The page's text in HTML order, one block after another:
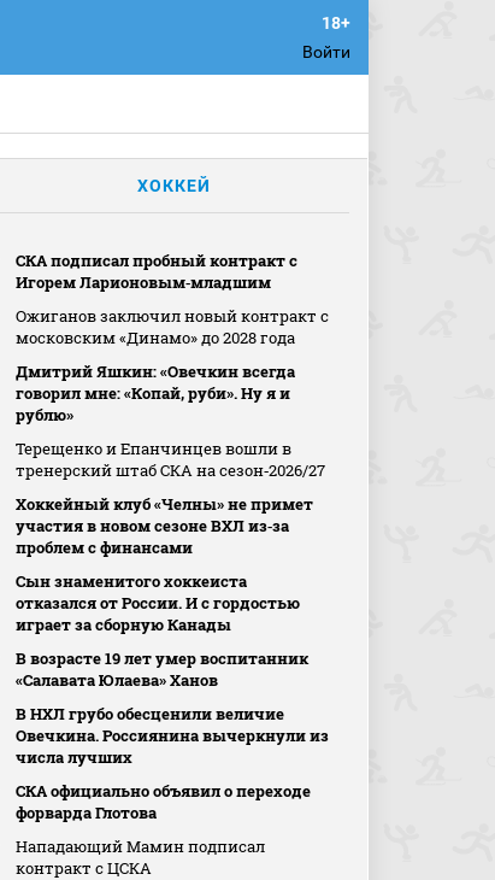
Войти
ХОККЕЙ
СКА подписал пробный контракт с
Игорем Ларионовым‑младшим
Ожиганов заключил новый контракт с
московским «Динамо» до 2028 года
Дмитрий Яшкин: «Овечкин всегда
говорил мне: «Копай, руби». Ну я и
рублю»
Терещенко и Епанчинцев вошли в
тренерский штаб СКА на сезон‑2026/27
Хоккейный клуб «Челны» не примет
участия в новом сезоне ВХЛ из‑за
проблем с финансами
Сын знаменитого хоккеиста
отказался от России. И с гордостью
играет за сборную Канады
В возрасте 19 лет умер воспитанник
«Салавата Юлаева» Ханов
В НХЛ грубо обесценили величие
Овечкина. Россиянина вычеркнули из
числа лучших
СКА официально объявил о переходе
форварда Глотова
Нападающий Мамин подписал
контракт с ЦСКА